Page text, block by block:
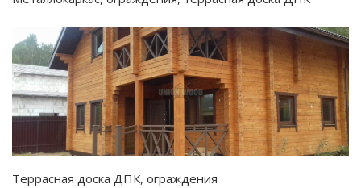
Террасная доска ДПК, ограждения